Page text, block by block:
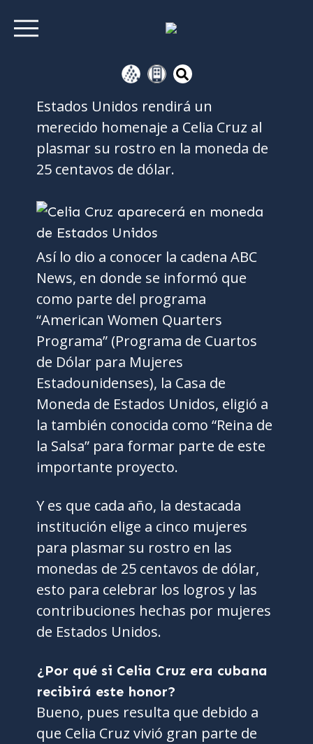
Estados Unidos rendirá un
merecido homenaje a Celia Cruz al
plasmar su rostro en la moneda de
25 centavos de dólar.
Así lo dio a conocer la cadena ABC
News, en donde se informó que
como parte del programa
“American Women Quarters
Programa” (Programa de Cuartos
de Dólar para Mujeres
Estadounidenses), la Casa de
Moneda de Estados Unidos, eligió a
la también conocida como “Reina de
la Salsa” para formar parte de este
importante proyecto.
Y es que cada año, la destacada
institución elige a cinco mujeres
para plasmar su rostro en las
monedas de 25 centavos de dólar,
esto para celebrar los logros y las
contribuciones hechas por mujeres
de Estados Unidos.
¿Por qué si Celia Cruz era cubana
recibirá este honor?
Bueno, pues resulta que debido a
que Celia Cruz vivió gran parte de